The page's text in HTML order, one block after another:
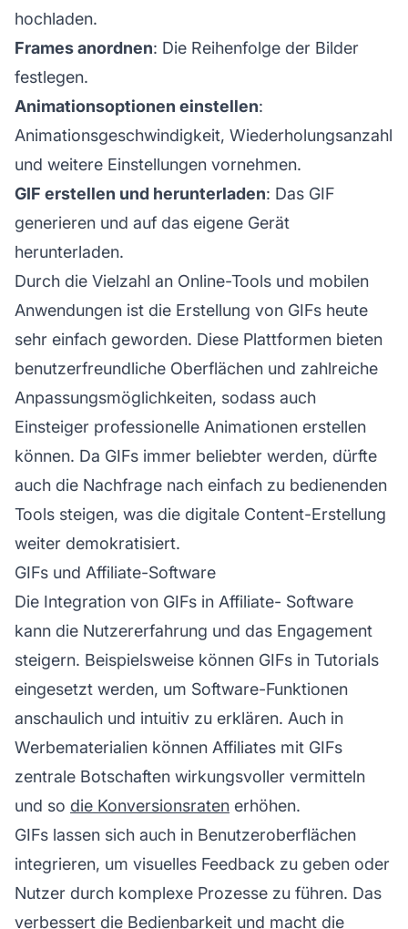
hochladen.
Frames anordnen: Die Reihenfolge der Bilder
festlegen.
Animationsoptionen einstellen:
Animationsgeschwindigkeit, Wiederholungsanzahl
und weitere Einstellungen vornehmen.
GIF erstellen und herunterladen: Das GIF
generieren und auf das eigene Gerät
herunterladen.
Durch die Vielzahl an Online-Tools und mobilen
Anwendungen ist die Erstellung von GIFs heute
sehr einfach geworden. Diese Plattformen bieten
benutzerfreundliche Oberflächen und zahlreiche
Anpassungsmöglichkeiten, sodass auch
Einsteiger professionelle Animationen erstellen
können. Da GIFs immer beliebter werden, dürfte
auch die Nachfrage nach einfach zu bedienenden
Tools steigen, was die digitale Content-Erstellung
weiter demokratisiert.
GIFs und Affiliate-Software
Die Integration von GIFs in Affiliate- Software
kann die Nutzererfahrung und das Engagement
steigern. Beispielsweise können GIFs in Tutorials
eingesetzt werden, um Software-Funktionen
anschaulich und intuitiv zu erklären. Auch in
Werbematerialien können Affiliates mit GIFs
zentrale Botschaften wirkungsvoller vermitteln
und so die Konversionsraten erhöhen.
GIFs lassen sich auch in Benutzeroberflächen
integrieren, um visuelles Feedback zu geben oder
Nutzer durch komplexe Prozesse zu führen. Das
verbessert die Bedienbarkeit und macht die